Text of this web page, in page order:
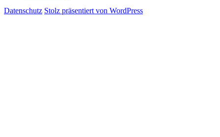
Datenschutz Stolz präsentiert von WordPress